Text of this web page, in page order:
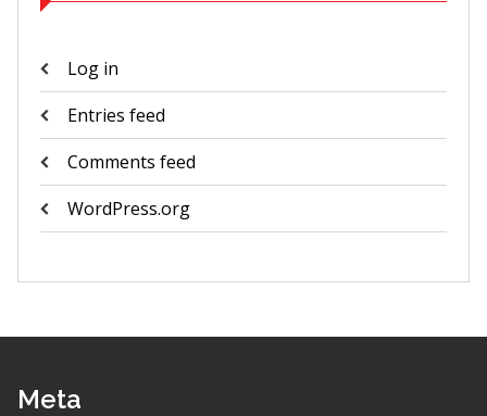
Log in
Entries feed
Comments feed
WordPress.org
Meta